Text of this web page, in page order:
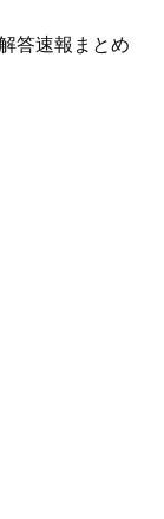
答速報まとめ